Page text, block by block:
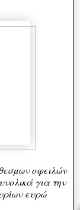
οφειλών
για την
ευρώ